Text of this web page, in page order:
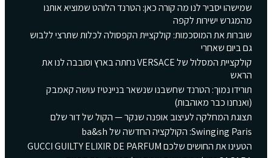
שמישהו יסביר לנו מה קורה כאן: הטרנד הלוהט שמוציא אותנו
מהמגרש ישירות לקפה
שוברות את המוסכמות: קולקציית הקפסולה לכלות שתרצי ללבוש
גם ביום שאחרי
קולקציית המסלול של VERSACE נחתה בארץ וסובבה לנו את
הראש
תורידו נמוך: הטרנד שחשבנו שנשאר בניינטיז עושה קאמבק
(ואנחנו כבר מאוהבות)
תצוגת המחלקה לעיצוב אופנה שנקר — הקול של דור שלם
Swinging Paris: הקולקציה החדשה של ba&sh
הטעינו את החושים שלכם GUCCI GUILTY ELIXIR DE PARFUM